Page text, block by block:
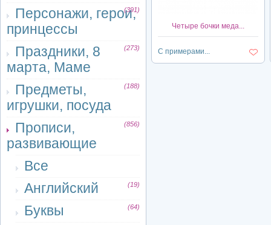
Персонажи, герои,
принцессы
(391)
Праздники, 8
марта, Маме
(273)
Предметы,
игрушки, посуда
(188)
Прописи,
развивающие
(856)
Все
Английский
(19)
Буквы (64)
Четыре бочки меда...
С примерами...